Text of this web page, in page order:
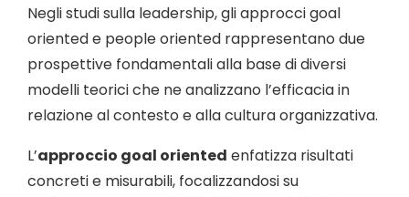
Negli studi sulla leadership, gli approcci goal
oriented e people oriented rappresentano due
prospettive fondamentali alla base di diversi
modelli teorici che ne analizzano l’efficacia in
relazione al contesto e alla cultura organizzativa.
L’approccio goal oriented enfatizza risultati
concreti e misurabili, focalizzandosi su